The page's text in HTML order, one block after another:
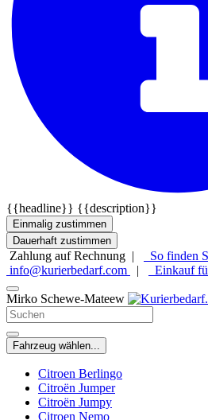
{{headline}} {{description}}
Einmalig zustimmen
Dauerhaft zustimmen
Zahlung auf Rechnung | So finden
info@kurierbedarf.com
| Einkauf
Mirko Schewe-Mateew
Fahrzeug wählen...
Citroen Berlingo
Citroën Jumper
Citroën Jumpy
Citroen Nemo